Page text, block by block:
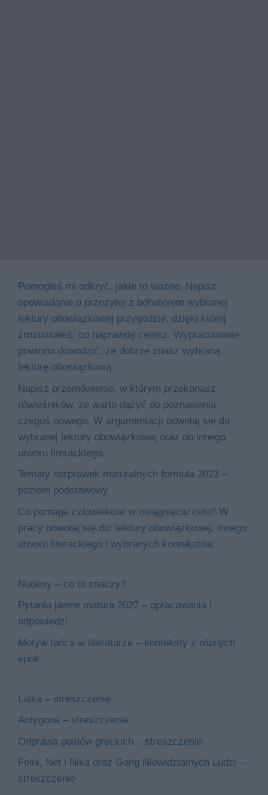
Pomogłeś mi odkryć, jakie to ważne. Napisz
opowiadanie o przeżytej z bohaterem wybranej
lektury obowiązkowej przygodzie, dzięki której
zrozumiałeś, co naprawdę cenisz. Wypracowanie
powinno dowodzić, że dobrze znasz wybraną
lekturę obowiązkową.
Napisz przemówienie, w którym przekonasz
rówieśników, że warto dążyć do poznawania
czegoś nowego. W argumentacji odwołaj się do
wybranej lektury obowiązkowej oraz do innego
utworu literackiego.
Tematy rozprawek maturalnych formuła 2023 –
poziom podstawowy
Co pomaga człowiekowi w osiągnięciu celu? W
pracy odwołaj się do: lektury obowiązkowej, innego
utworu literackiego i wybranych kontekstów.
Nudesy – co to znaczy?
Pytania jawne matura 2027 – opracowania i
odpowiedzi
Motyw tańca w literaturze – konteksty z różnych
epok
Lalka – streszczenie
Antygona – streszczenie
Odprawa posłów greckich – streszczenie
Felix, Net i Nika oraz Gang Niewidzialnych Ludzi –
streszczenie